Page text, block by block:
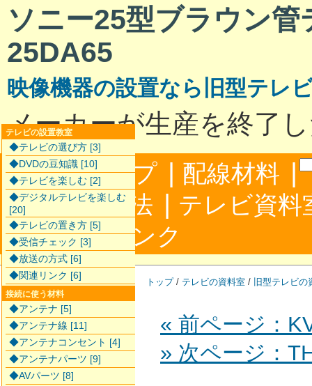
ソニー25型ブラウン
25DA65
映像機器の設置なら旧型テレ
メーカーが生産を終了
サイトマップ | 配線材料 |
配線接続方法 | テレビ資料
合わせ|リンク
トップ/ テレビの資料室 / 旧型テレビの
« 前ページ：
» 次ページ：
テレビの設置教室
◆テレビの選び方 [3]
◆DVDの豆知識 [10]
◆テレビを楽しむ [2]
◆デジタルテレビを楽しむ
[20]
◆テレビの置き方 [5]
◆受信チェック [3]
◆放送の方式 [6]
◆関連リンク [6]
接続に使う材料
◆アンテナ [5]
◆アンテナ線 [11]
◆アンテナコンセント [4]
◆アンテナパーツ [9]
◆AVパーツ [8]